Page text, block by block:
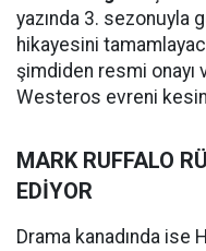
yazında 3. sezonuyla
hikayesini
şimdiden resmi onayı
Westeros evreni
MARK RUFFALO
EDİYOR
Drama kanadında ise